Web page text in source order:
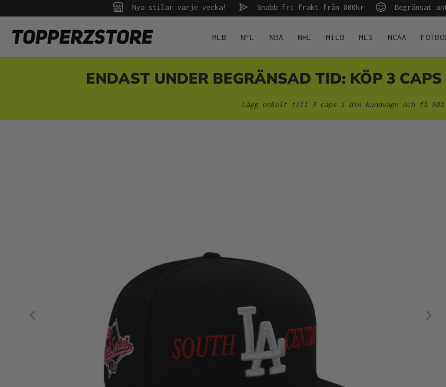
Hoppa till huvudnavigering
Nya stilar varje vecka! Snabb fri frakt från 800kr Begränsat
MLB NFL NBA NHL MiLB MLS NCAA
ENDAST UNDER BEGRÄNSAD TID: KÖP 3
Lägg enkelt till 3 caps i din kundvagn och få